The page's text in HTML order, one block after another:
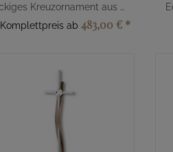
Eckiges Kreuzornament aus Edelstahl
Komplettpreis ab 483,00 € *